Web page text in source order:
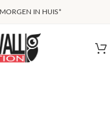
IN HUIS*